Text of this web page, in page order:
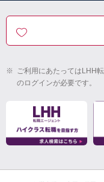
※ ご利用にあたってはLHH
のログインが必要です。